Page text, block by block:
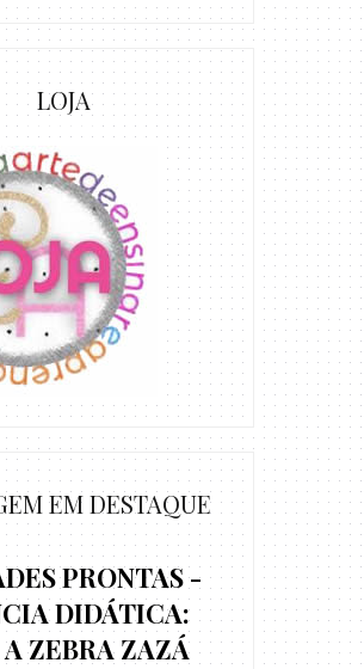
LOJA
EM DESTAQUE
PRONTAS -
DIDÁTICA:
ZEBRA ZAZÁ